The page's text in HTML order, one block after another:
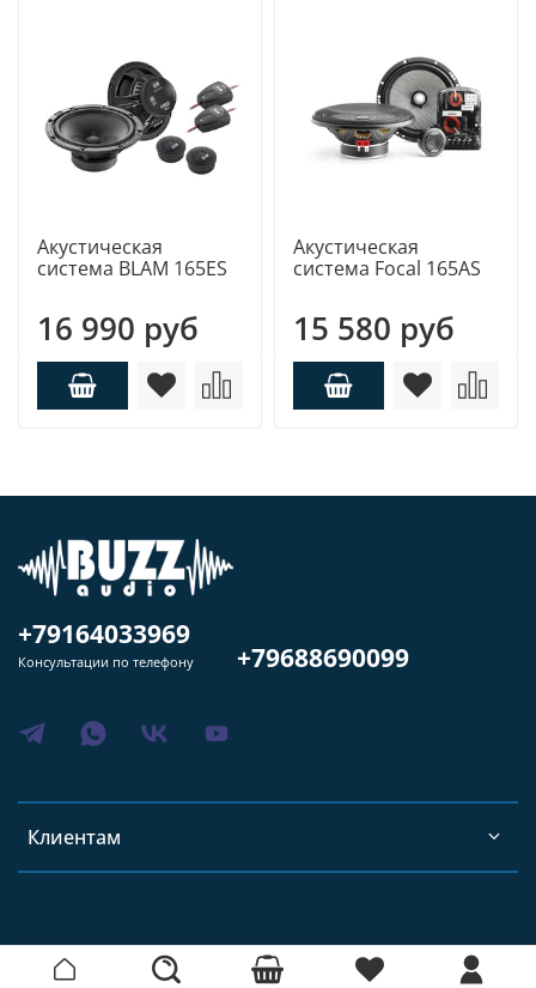
Акустическая
система BLAM 165ES
16 990 руб
Акустическая
система Focal 165AS
15 580 руб
Клиентам
+79164033969
Консультации по телефону +79688690099